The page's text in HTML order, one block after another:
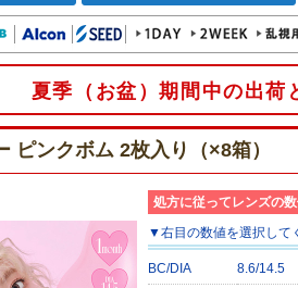
夏季（お盆）期間中の出荷
ピンクボム 2枚入り（×8箱）
処方に従ってレンズの
▼右目の数値を選択して
BC/DIA 8.6/14.5